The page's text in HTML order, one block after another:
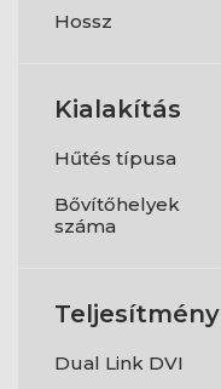
Hossz
Kialakítás
Hűtés típusa
Bővítőhelyek
száma
Teljesítmény
Dual Link DVI